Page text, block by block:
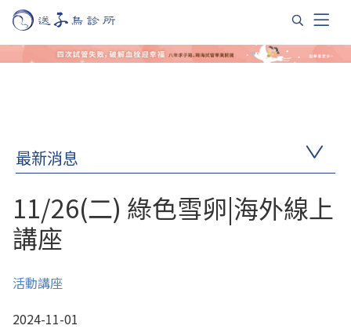
最新消息
11/26(二) 綠色雪卵|海外線上
講座
活動講座
2024-11-01